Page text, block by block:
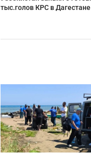
тыс.голов КРС в Дагестане